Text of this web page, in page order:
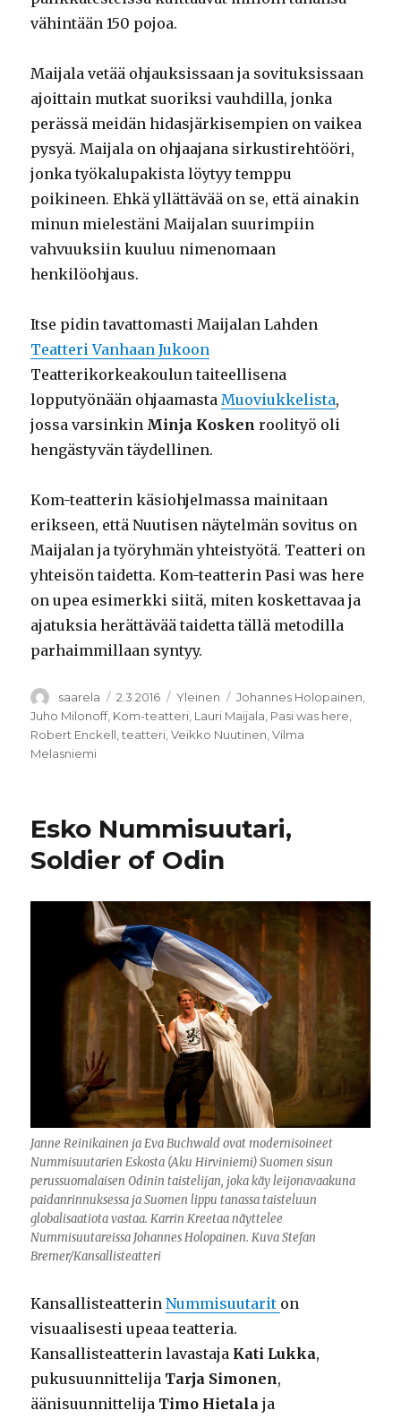
vähintään 150 pojoa.
Maijala vetää ohjauksissaan ja sovituksissaan
ajoittain mutkat suoriksi vauhdilla, jonka
perässä meidän hidasjärkisempien on vaikea
pysyä. Maijala on ohjaajana sirkustirehtööri,
jonka työkalupakista löytyy temppu
poikineen. Ehkä yllättävää on se, että ainakin
minun mielestäni Maijalan suurimpiin
vahvuuksiin kuuluu nimenomaan
henkilöohjaus.
Itse pidin tavattomasti Maijalan Lahden
Teatteri Vanhaan Jukoon
Teatterikorkeakoulun taiteellisena
lopputyönään ohjaamastaMuoviukkelista,
jossa varsinkin Minja Kosken roolityö oli
hengästyvän täydellinen.
Kom-teatterin käsiohjelmassa mainitaan
erikseen, että Nuutisen näytelmän sovitus on
Maijalan ja työryhmän yhteistyötä. Teatteri on
yhteisön taidetta. Kom-teatterin Pasi was here
on upea esimerkki siitä, miten koskettavaa ja
ajatuksia herättävää taidetta tällä metodilla
parhaimmillaan syntyy.
Kirjoittaja
saarela Julkaistu
2.3.2016 Kategoriat
Yleinen Avainsanat
Johannes Holopainen
Juho Milonoff, Kom-teatteri Lauri Maijala Pasi was here
Robert Enckell ,teatteri ,Veikko Nuutinen ,Vilma
Melasniemi
Esko Nummisuutari,
Soldier of Odin
Janne Reinikainen ja Eva Buchwald ovat modernisoineet
Nummisuutarien Eskosta (Aku Hirviniemi) Suomen sisun
perussuomalaisen Odinin taistelijan, joka käy leijonavaakuna
paidanrinnuksessa ja Suomen lippu tanassa taisteluun
globalisaatiota vastaa. Karrin Kreetaa näyttelee
Nummisuutareissa Johannes Holopainen. Kuva Stefan
Bremer/Kansallisteatteri
KansallisteatterinNummisuutarit on
visuaalisesti upeaa teatteria.
Kansallisteatterin lavastaja Kati Lukka,
pukusuunnittelija Tarja Simonen,
äänisuunnittelija Timo Hietala ja